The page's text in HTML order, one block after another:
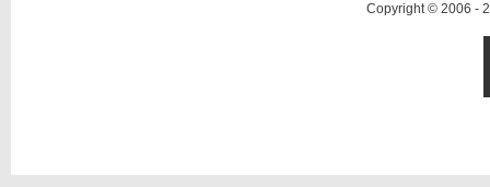
Copyright © 2006 -